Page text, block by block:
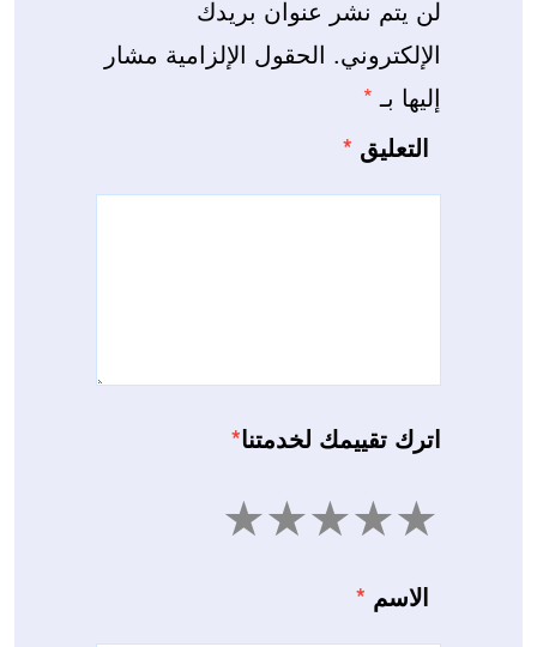
لن يتم نشر عنوان بريدك
الإلكتروني. الحقول الإلزامية مشار
إليها بـ *
التعليق *
اترك تقييمك لخدمتنا*
4 3 2 1
الاسم *